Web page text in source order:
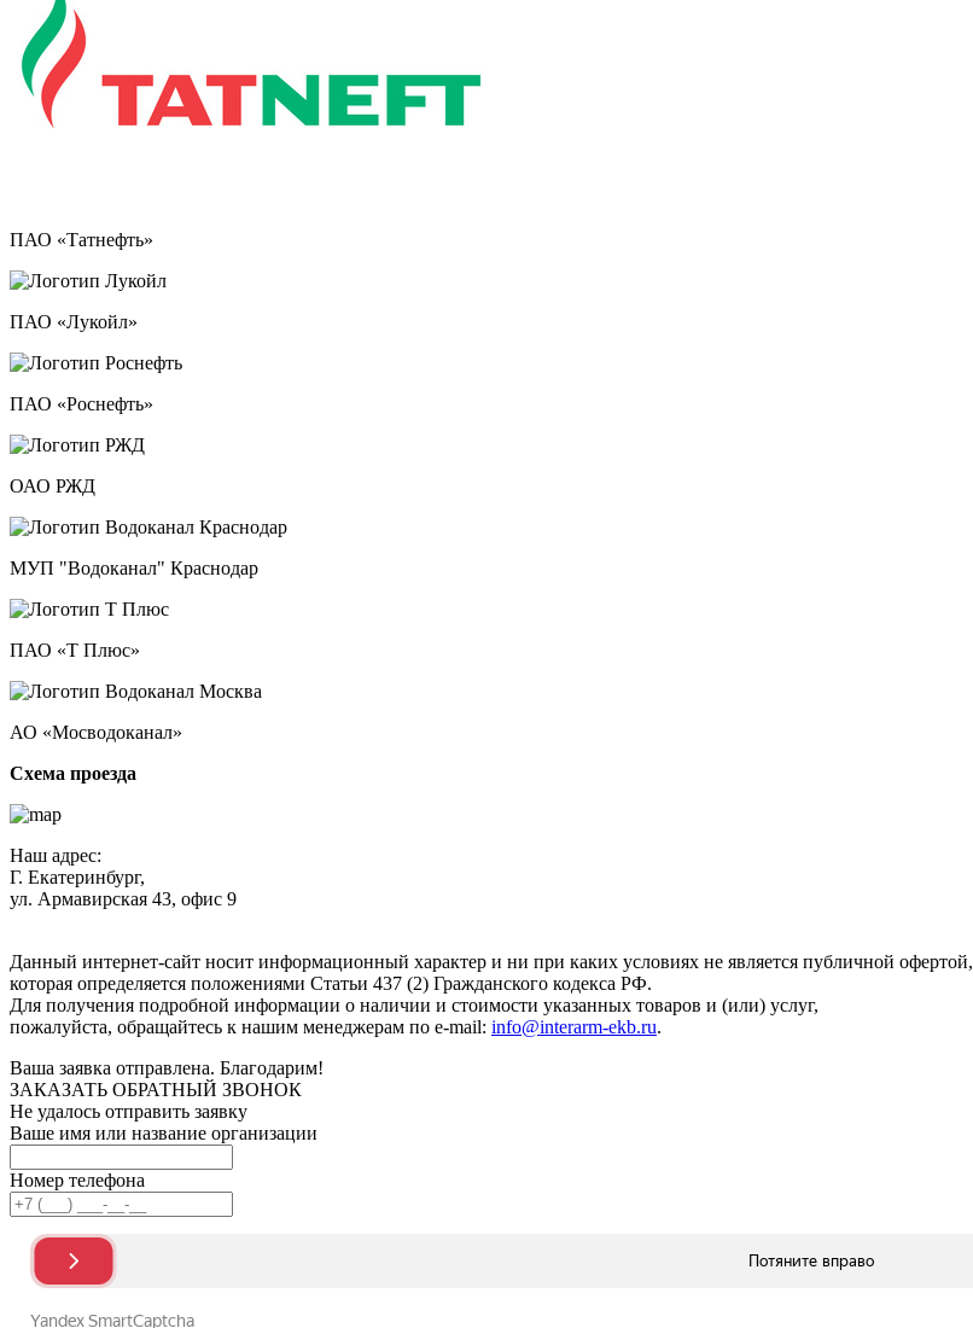
ПАО «Татнефть»
ПАО «Лукойл»
ПАО «Роснефть»
ОАО РЖД
МУП "Водоканал" Краснодар
ПАО «Т Плюс»
АО «Мосводоканал»
Схема проезда
Наш адрес:
Г. Екатеринбург,
ул. Армавирская 43, офис 9
Данный интернет-сайт носит информационный характер и ни при каких условиях не является публичной офертой,
которая определяется положениями Статьи 437 (2) Гражданского кодекса РФ.
Для получения подробной информации о наличии и стоимости указанных товаров и (или) услуг,
пожалуйста, обращайтесь к нашим менеджерам по e-mail: info@interarm-ekb.ru.
Ваша заявка отправлена. Благодарим!
ЗАКАЗАТЬ ОБРАТНЫЙ ЗВОНОК
Не удалось отправить заявку
Ваше имя или название организации
Номер телефона